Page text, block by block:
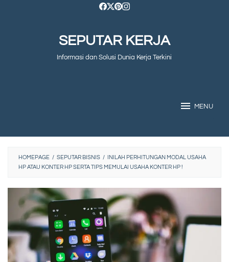
SEPUTAR KERJA
Informasi dan Solusi Dunia Kerja Terkini
MENU
HOMEPAGE / SEPUTAR BISNIS /
INILAH PERHITUNGAN MODAL USAHA
HP ATAU KONTER HP SERTA TIPS MEMULAI USAHA KONTER HP !